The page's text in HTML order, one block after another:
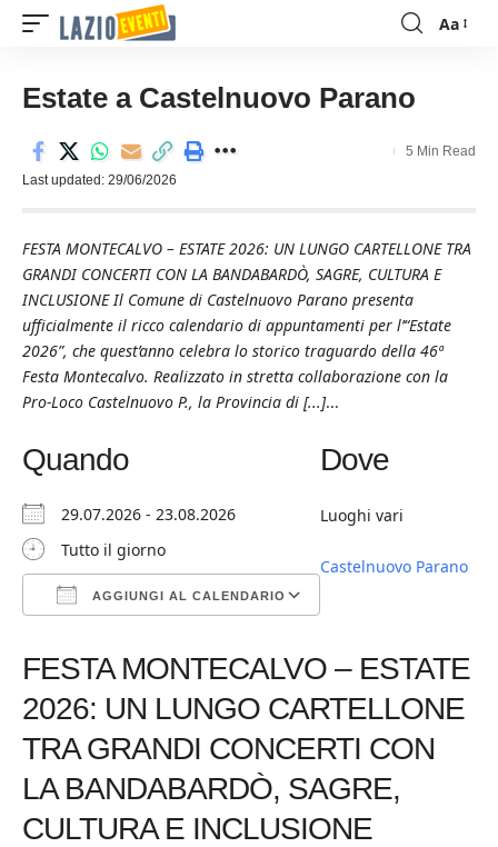
Font
Aa
Estate a Castelnuovo Parano
Last updated: 29/06/2026
5 Min Read
FESTA MONTECALVO – ESTATE 2026: UN LUNGO CARTELLONE TRA
GRANDI CONCERTI CON LA BANDABARDÒ, SAGRE, CULTURA E
INCLUSIONE Il Comune di Castelnuovo Parano presenta
ufficialmente il ricco calendario di appuntamenti per l’“Estate
2026”, che quest’anno celebra lo storico traguardo della 46ª
Festa Montecalvo. Realizzato in stretta collaborazione con la
Pro-Loco Castelnuovo P., la Provincia di [...]...
Quando
29.07.2026 - 23.08.2026
Tutto il giorno
AGGIUNGI AL CALENDARIO
Dove
Luoghi vari
Castelnuovo Parano
FESTA MONTECALVO – ESTATE
2026: UN LUNGO CARTELLONE
TRA GRANDI CONCERTI CON
LA BANDABARDÒ, SAGRE,
CULTURA E INCLUSIONE